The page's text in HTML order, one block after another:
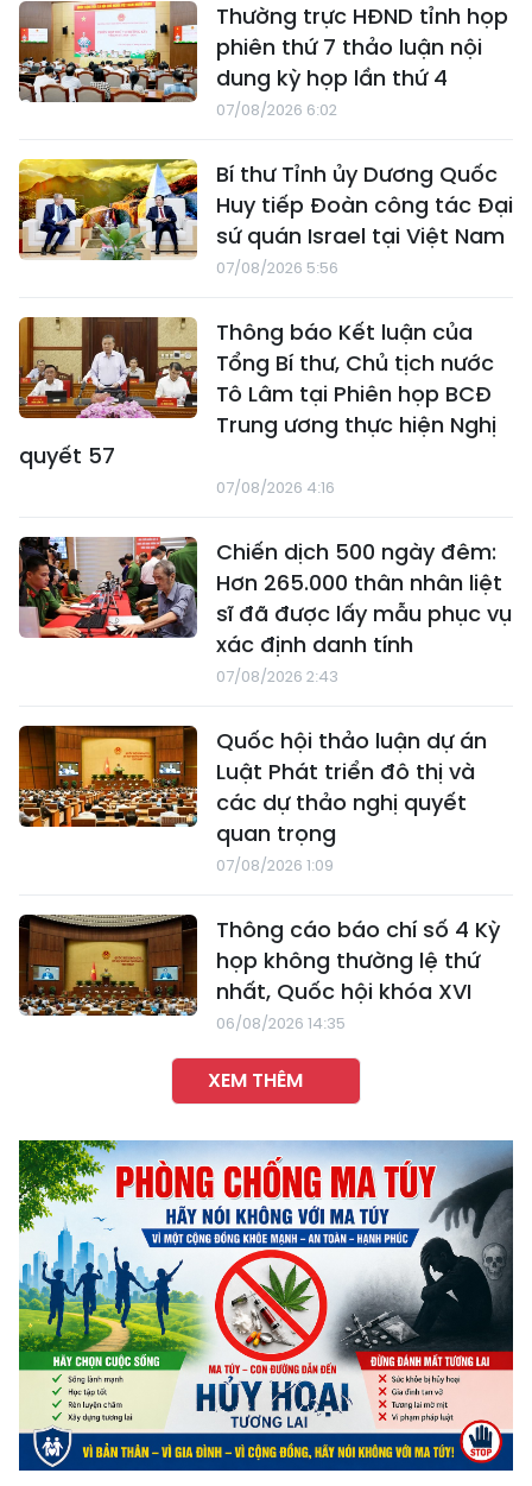
Thường trực HĐND tỉnh họp
phiên thứ 7 thảo luận nội
dung kỳ họp lần thứ 4
07/08/2026 6:02
Bí thư Tỉnh ủy Dương Quốc
Huy tiếp Đoàn công tác Đại
sứ quán Israel tại Việt Nam
07/08/2026 5:56
Thông báo Kết luận của
Tổng Bí thư, Chủ tịch nước
Tô Lâm tại Phiên họp BCĐ
Trung ương thực hiện Nghị
quyết 57
07/08/2026 4:16
Chiến dịch 500 ngày đêm:
Hơn 265.000 thân nhân liệt
sĩ đã được lấy mẫu phục vụ
xác định danh tính
07/08/2026 2:43
Quốc hội thảo luận dự án
Luật Phát triển đô thị và
các dự thảo nghị quyết
quan trọng
07/08/2026 1:09
Thông cáo báo chí số 4 Kỳ
họp không thường lệ thứ
nhất, Quốc hội khóa XVI
06/08/2026 14:35
XEM THÊM